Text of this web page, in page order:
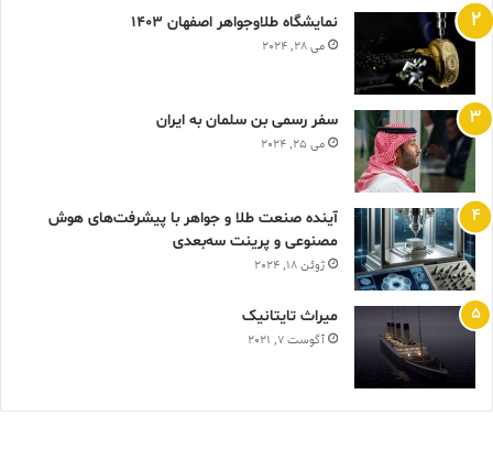
نمایشگاه طلاوجواهر اصفهان 1403
می 28, 2024
سفر رسمی بن سلمان به ایران
می 25, 2024
آینده صنعت طلا و جواهر با پیشرفت‌های هوش
مصنوعی و پرینت سه‌بعدی
ژوئن 18, 2024
ميراث تايتانيک
آگوست 7, 2021